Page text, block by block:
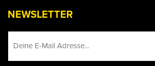
NEWSLETTER